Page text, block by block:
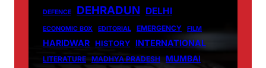
DEFENCE DEHRADUN DELHI
ECONOMIC BOX EDITORIAL EMERGENCY FILM
HARIDWAR HISTORY INTERNATIONAL
LITERATURE MADHYA PRADESH MUMBAI